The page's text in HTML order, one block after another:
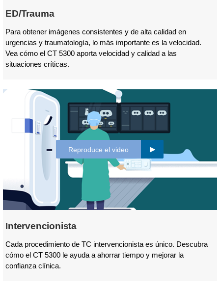
ED/Trauma
Para obtener imágenes consistentes y de alta calidad en
urgencias y traumatología, lo más importante es la velocidad.
Vea cómo el CT 5300 aporta velocidad y calidad a las
situaciones críticas.
Reproduce el video
Intervencionista
Cada procedimiento de TC intervencionista es único. Descubra
cómo el CT 5300 le ayuda a ahorrar tiempo y mejorar la
confianza clínica.